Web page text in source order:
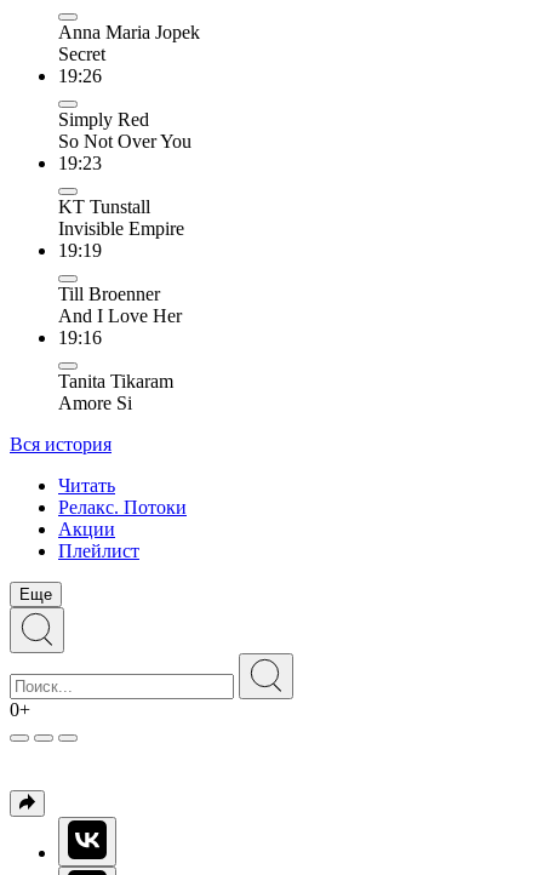
Anna Maria Jopek
Secret
19:26
Simply Red
So Not Over You
19:23
KT Tunstall
Invisible Empire
19:19
Till Broenner
And I Love Her
19:16
Tanita Tikaram
Amore Si
Вся история
Читать
Релакс. Потоки
Акции
Плейлист
Еще
0+